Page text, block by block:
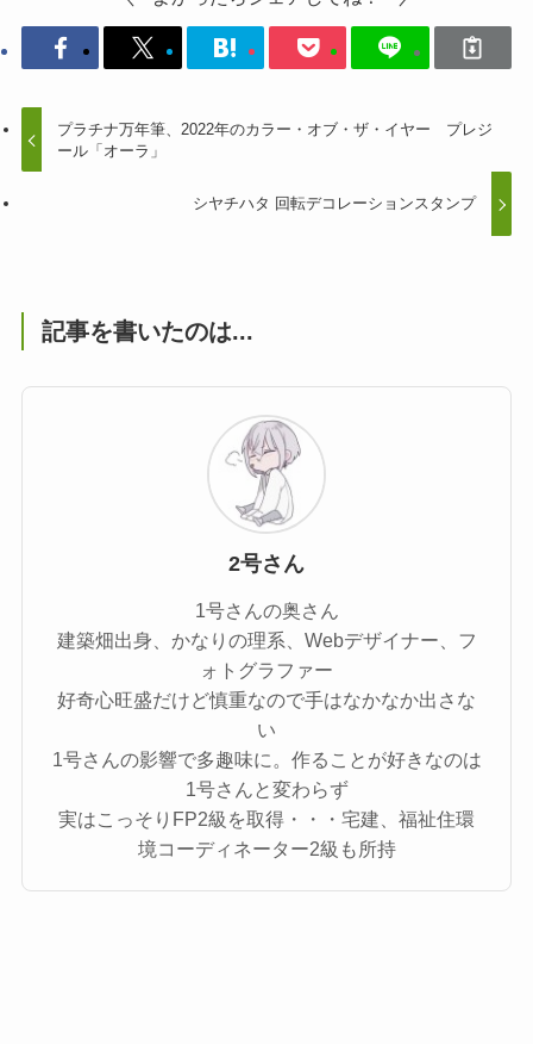
プラチナ万年筆、2022年のカラー・オブ・ザ・イヤー プレジ
ール「オーラ」
シヤチハタ 回転デコレーションスタンプ
記事を書いたのは...
2号さん
1号さんの奥さん
建築畑出身、かなりの理系、Webデザイナー、フ
ォトグラファー
好奇心旺盛だけど慎重なので手はなかなか出さな
い
1号さんの影響で多趣味に。作ることが好きなのは
1号さんと変わらず
実はこっそりFP2級を取得・・・宅建、福祉住環
境コーディネーター2級も所持